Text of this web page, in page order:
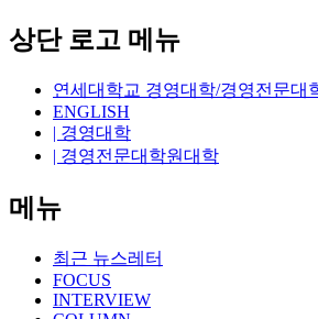
상단 로고 메뉴
연세대학교 경영대학/경영전문대
ENGLISH
| 경영대학
| 경영전문대학원대학
메뉴
최근 뉴스레터
FOCUS
INTERVIEW